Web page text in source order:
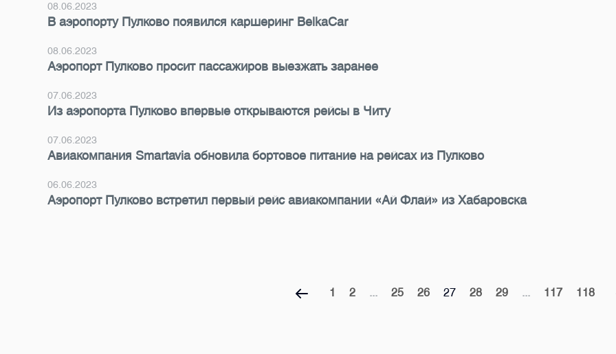
08.06.2023
В аэропорту Пулково появился каршеринг BelkaCar
08.06.2023
Аэропорт Пулково просит пассажиров выезжать заранее
07.06.2023
Из аэропорта Пулково впервые открываются рейсы в Читу
07.06.2023
Авиакомпания Smartavia обновила бортовое питание на рейсах из Пулково
06.06.2023
Аэропорт Пулково встретил первый рейс авиакомпании «Ай Флай» из Хабаровска
1 2 ... 25 26 27 28 29 ... 117 118